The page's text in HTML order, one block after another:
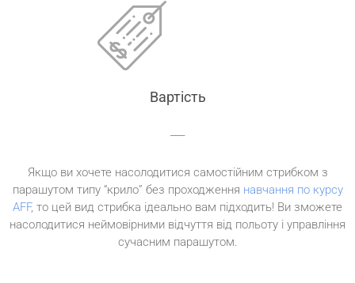
Вартість
Якщо ви хочете насолодитися самостійним стрибком з
парашутом типу “крило” без проходження навчання по курсу
AFF, то цей вид стрибка ідеально вам підходить! Ви зможете
насолодитися неймовірними відчуття від польоту і управління
сучасним парашутом.